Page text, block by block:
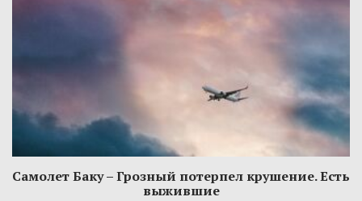
Самолет Баку – Грозный потерпел крушение. Есть
выжившие